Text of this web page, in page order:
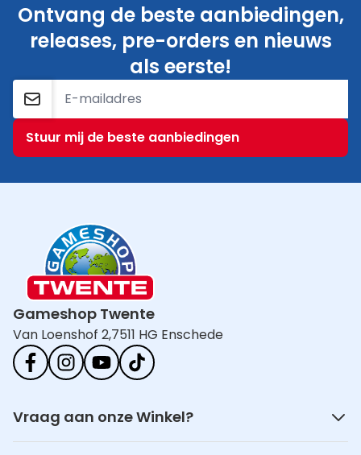
Ontvang de beste aanbiedingen,
releases, pre-orders en nieuws
als eerste!
E-mailadres
Stuur mij de beste aanbiedingen
Gameshop Twente
Van Loenshof 2,7511 HG Enschede
Vraag aan onze Winkel?